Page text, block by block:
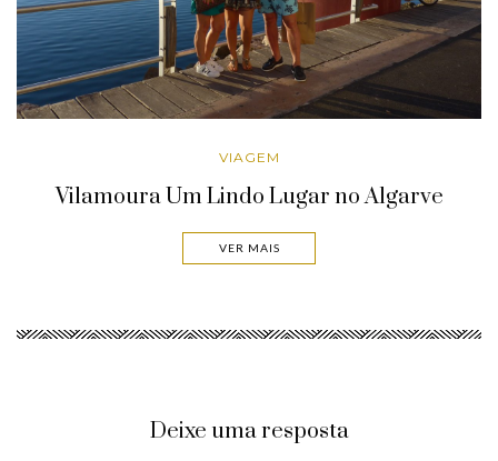
VIAGEM
Vilamoura Um Lindo Lugar no Algarve
VER MAIS
Deixe uma resposta